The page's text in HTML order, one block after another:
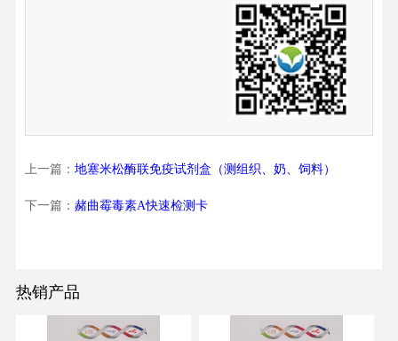
上一篇： 地塞米松酶联免疫试剂盒（测组织、奶、饲料）
下一篇： 赭曲霉毒素A快速检测卡
热销产品